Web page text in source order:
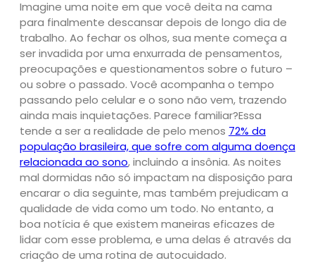
Imagine uma noite em que você deita na cama
para finalmente descansar depois de longo dia de
trabalho. Ao fechar os olhos, sua mente começa a
ser invadida por uma enxurrada de pensamentos,
preocupações e questionamentos sobre o futuro –
ou sobre o passado. Você acompanha o tempo
passando pelo celular e o sono não vem, trazendo
ainda mais inquietações. Parece familiar?Essa
tende a ser a realidade de pelo menos 72% da
população brasileira, que sofre com alguma doença
relacionada ao sono, incluindo a insônia. As noites
mal dormidas não só impactam na disposição para
encarar o dia seguinte, mas também prejudicam a
qualidade de vida como um todo. No entanto, a
boa notícia é que existem maneiras eficazes de
lidar com esse problema, e uma delas é através da
criação de uma rotina de autocuidado.